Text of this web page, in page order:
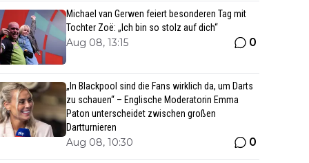
Michael van Gerwen feiert besonderen Tag mit
Tochter Zoë: „Ich bin so stolz auf dich“
Aug 08, 13:15 0
„In Blackpool sind die Fans wirklich da, um Darts
zu schauen“ – Englische Moderatorin Emma
Paton unterscheidet zwischen großen
Dartturnieren
Aug 08, 10:30 0